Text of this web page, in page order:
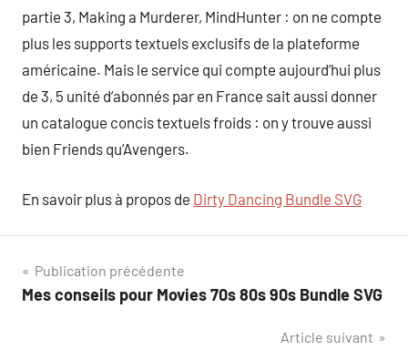
partie 3, Making a Murderer, MindHunter : on ne compte
plus les supports textuels exclusifs de la plateforme
américaine. Mais le service qui compte aujourd’hui plus
de 3, 5 unité d’abonnés par en France sait aussi donner
un catalogue concis textuels froids : on y trouve aussi
bien Friends qu’Avengers.
En savoir plus à propos de Dirty Dancing Bundle SVG
Navigation
de
Publication précédente
Mes conseils pour Movies 70s 80s 90s Bundle SVG
Article suivant